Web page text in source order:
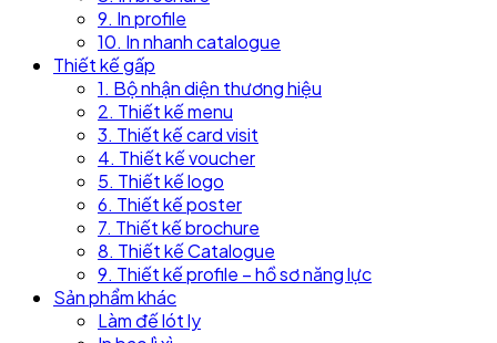
9. In profile
10. In nhanh catalogue
Thiết kế gấp
1. Bộ nhận diện thương hiệu
2. Thiết kế menu
3. Thiết kế card visit
4. Thiết kế voucher
5. Thiết kế logo
6. Thiết kế poster
7. Thiết kế brochure
8. Thiết kế Catalogue
9. Thiết kế profile – hồ sơ năng lực
Sản phẩm khác
Làm đế lót ly